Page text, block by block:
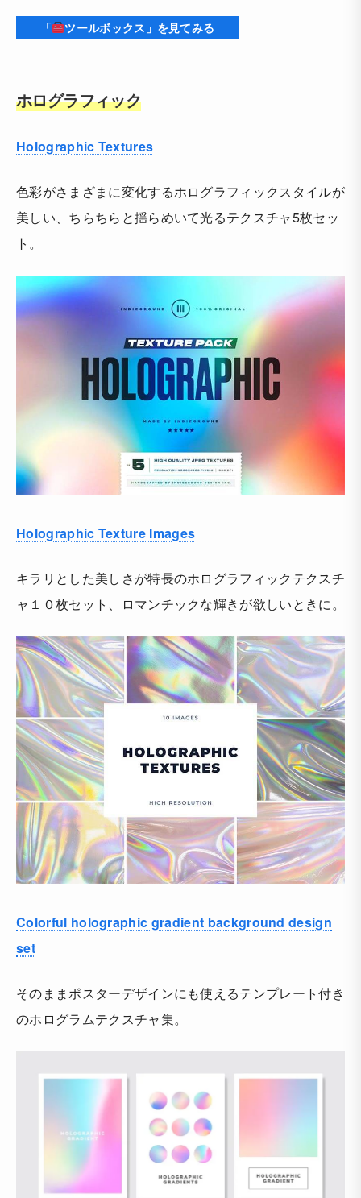
「 ツールボックス」を見てみる
ホログラフィック
Holographic Textures
色彩がさまざまに変化するホログラフィックスタイルが
美しい、ちらちらと揺らめいて光るテクスチャ5枚セッ
ト。
Holographic Texture Images
キラリとした美しさが特長のホログラフィックテクスチ
ャ１０枚セット、ロマンチックな輝きが欲しいときに。
Colorful holographic gradient background design
set
そのままポスターデザインにも使えるテンプレート付き
のホログラムテクスチャ集。